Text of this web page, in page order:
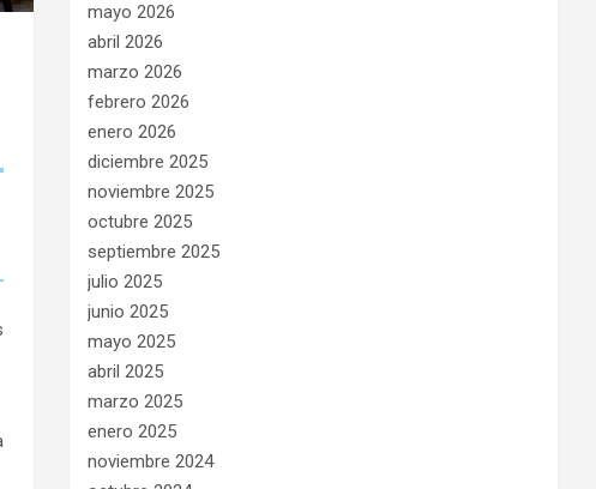
mayo 2026
abril 2026
marzo 2026
febrero 2026
enero 2026
diciembre 2025
noviembre 2025
octubre 2025
septiembre 2025
julio 2025
junio 2025
mayo 2025
abril 2025
marzo 2025
enero 2025
noviembre 2024